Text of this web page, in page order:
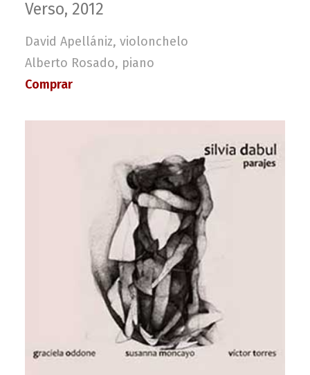
Verso, 2012
David Apellániz, violonchelo
Alberto Rosado, piano
Comprar